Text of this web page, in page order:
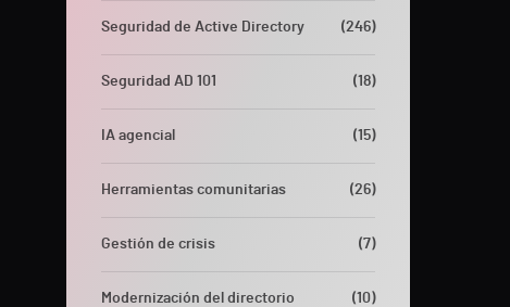
Seguridad de Active Directory (246)
Seguridad AD 101 (18)
IA agencial (15)
Herramientas comunitarias (26)
Gestión de crisis (7)
Modernización del directorio (10)